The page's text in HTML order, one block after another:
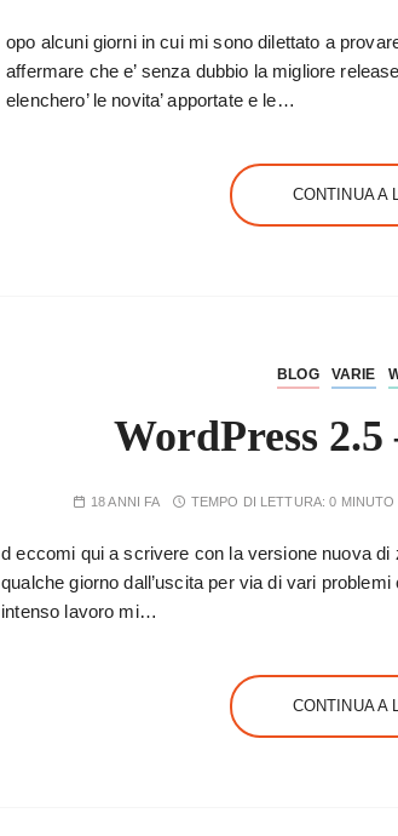
opo alcuni giorni in cui mi sono dilettato a
affermare che e’ senza dubbio la migliore
elenchero’ le novita’ apportate e le…
CONTINUA A
BLOG VARIE
WordPress
18 ANNI FA TEMPO DI LETTURA:0 MINUTO
d eccomi qui a scrivere con la versione nuova
qualche giorno dall’uscita per via di vari
intenso lavoro mi…
CONTINUA A